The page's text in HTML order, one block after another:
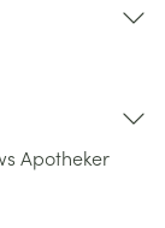
Apotheker